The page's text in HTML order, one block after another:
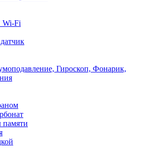
Wi-Fi
Гироскоп, Фонарик,
памяти